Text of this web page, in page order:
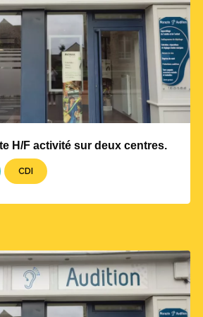
H/F activité sur deux centres.
CDI